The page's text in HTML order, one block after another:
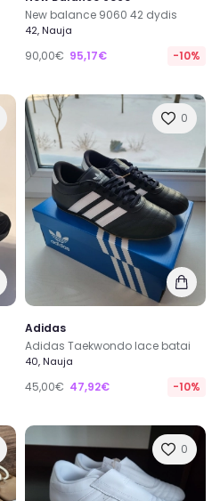
New balance 9060 42 dydis
42, Nauja
90,00€ 95,17€ -10%
0
Adidas
Adidas Taekwondo lace batai
40, Nauja
45,00€ 47,92€ -10%
0